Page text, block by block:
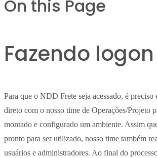
On this Page
Fazendo logon
Para que o NDD Frete seja acessado, é preciso
direto com o nosso time de Operações/Projeto
montado e configurado um ambiente. Assim
pronto para ser utilizado, nosso time também
usuários e administradores. Ao final do